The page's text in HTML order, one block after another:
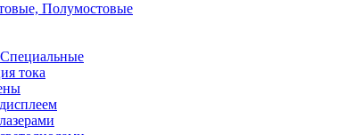
Полумостовые
тока